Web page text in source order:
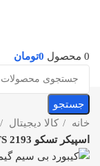
0 محصول 0تومان
جستجو
خانه
کالا دیجیتال
اسپیکر تسکو SPEAKER TSCO TS 2193